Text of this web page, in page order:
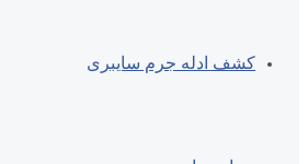
کشف ادله جرم سایبری